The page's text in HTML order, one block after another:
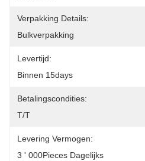
Verpakking Details:
Bulkverpakking
Levertijd:
Binnen 15days
Betalingscondities:
T/T
Levering Vermogen:
3 ' 000Pieces Dagelijks